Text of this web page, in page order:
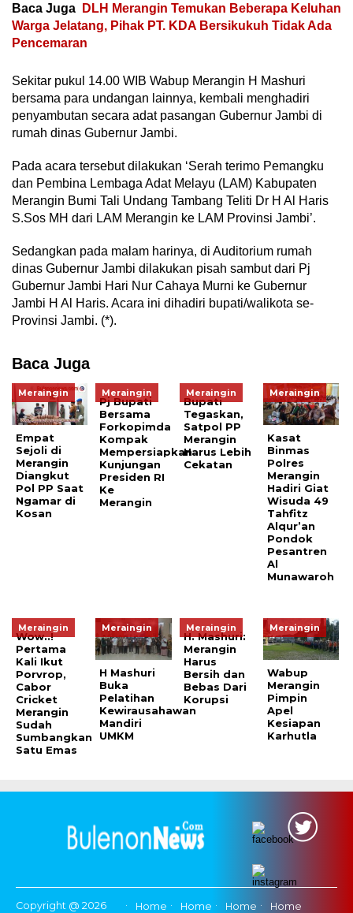
Baca Juga
DLH Merangin Temukan Beberapa Keluhan
Warga Jelatang, Pihak PT. KDA Bersikukuh Tidak Ada
Pencemaran
Sekitar pukul 14.00 WIB Wabup Merangin H Mashuri
bersama para undangan lainnya, kembali menghadiri
penyambutan secara adat pasangan Gubernur Jambi di
rumah dinas Gubernur Jambi.
Pada acara tersebut dilakukan ‘Serah terimo Pemangku
dan Pembina Lembaga Adat Melayu (LAM) Kabupaten
Merangin Bumi Tali Undang Tambang Teliti Dr H Al Haris
S.Sos MH dari LAM Merangin ke LAM Provinsi Jambi’.
Sedangkan pada malam harinya, di Auditorium rumah
dinas Gubernur Jambi dilakukan pisah sambut dari Pj
Gubernur Jambi Hari Nur Cahaya Murni ke Gubernur
Jambi H Al Haris. Acara ini dihadiri bupati/walikota se-
Provinsi Jambi. (*).
Baca Juga
Meraingin
Empat
Sejoli di
Merangin
Diangkut
Pol PP Saat
Ngamar di
Kosan
Meraingin
Pj Bupati
Bersama
Forkopimda
Kompak
Mempersiapkan
Kunjungan
Presiden RI
Ke
Merangin
Meraingin
Bupati
Tegaskan,
Satpol PP
Merangin
Harus Lebih
Cekatan
Meraingin
Kasat
Binmas
Polres
Merangin
Hadiri Giat
Wisuda 49
Tahfitz
Alqur’an
Pondok
Pesantren
Al
Munawaroh
Meraingin
Wow..!
Pertama
Kali Ikut
Porvrop,
Cabor
Cricket
Merangin
Sudah
Sumbangkan
Satu Emas
Meraingin
H Mashuri
Buka
Pelatihan
Kewirausahawan
Mandiri
UMKM
Meraingin
H. Mashuri:
Merangin
Harus
Bersih dan
Bebas Dari
Korupsi
Meraingin
Wabup
Merangin
Pimpin
Apel
Kesiapan
Karhutla
Copyright @ 2026
Home Home Home Home